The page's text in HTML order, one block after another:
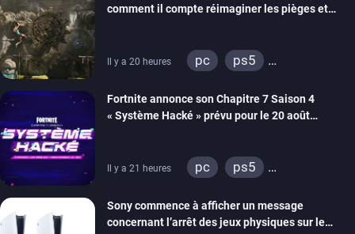
comment il compte réimaginer les pièges et
Il y a 20 heures pc
ps5
Fortnite annonce son Chapitre 7 Saison 4
« Système Hacké » prévu pour le 20 août
Il y a 21 heures pc
ps5
ios
android
Sony commence à afficher un message
concernant l’arrêt des jeux physiques sur le